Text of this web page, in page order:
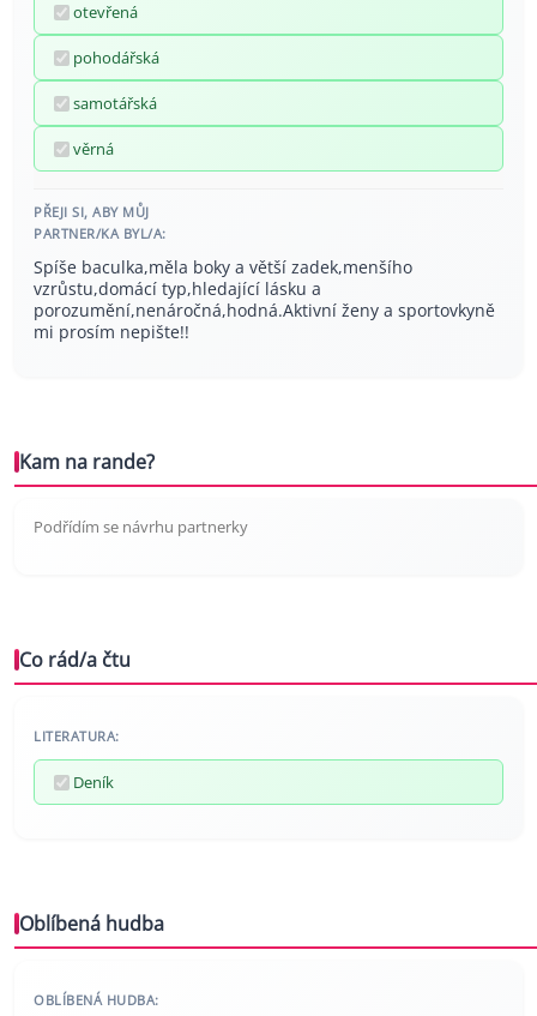
otevřená
pohodářská
samotářská
věrná
PŘEJI SI, ABY MŮJ
PARTNER/KA BYL/A:
Spíše baculka,měla boky a větší zadek,menšího
vzrůstu,domácí typ,hledající lásku a
porozumění,nenáročná,hodná.Aktivní ženy a sportovkyně
mi prosím nepište!!
Kam na rande?
Podřídím se návrhu partnerky
Co rád/a čtu
LITERATURA:
Deník
Oblíbená hudba
OBLÍBENÁ HUDBA: